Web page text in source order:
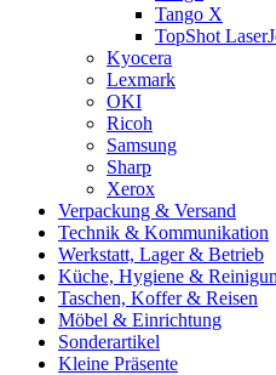
Tango X
TopShot
Kyocera
Lexmark
OKI
Ricoh
Samsung
Sharp
Xerox
Verpackung & Versand
Technik & Kommunikation
Werkstatt, Lager & Betrieb
Küche, Hygiene &
Taschen, Koffer & Reisen
Möbel & Einrichtung
Sonderartikel
Kleine Präsente